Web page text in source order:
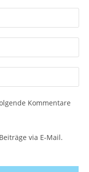
Kommentare
via E-Mail.